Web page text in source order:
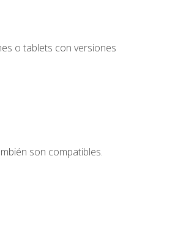
o tablets con versiones
son compatibles.